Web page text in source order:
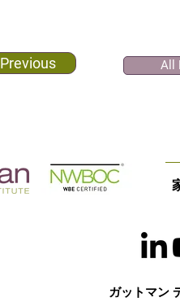
Previous All
ガットマン